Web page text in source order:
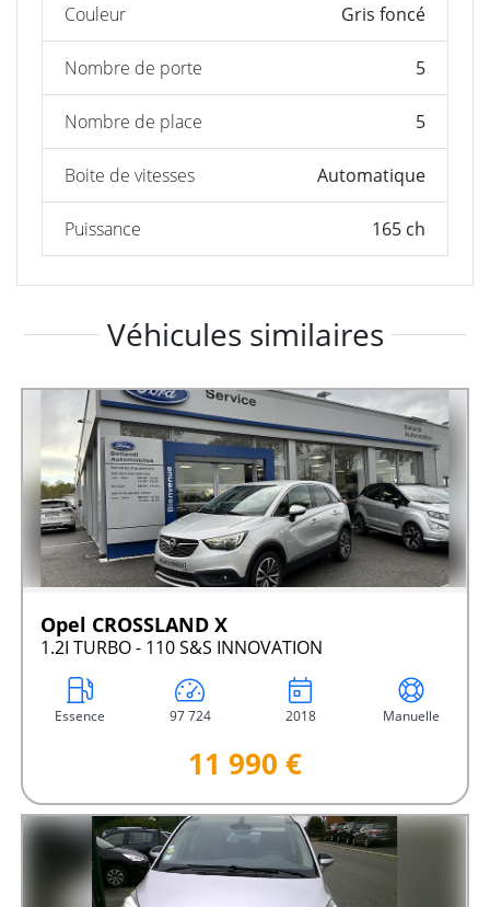
Couleur Gris foncé
Nombre de porte 5
Nombre de place 5
Boite de vitesses Automatique
Puissance 165 ch
Véhicules similaires
Opel CROSSLAND X
1.2I TURBO - 110 S&S INNOVATION
Essence 97 724 2018 Manuelle
11 990 €